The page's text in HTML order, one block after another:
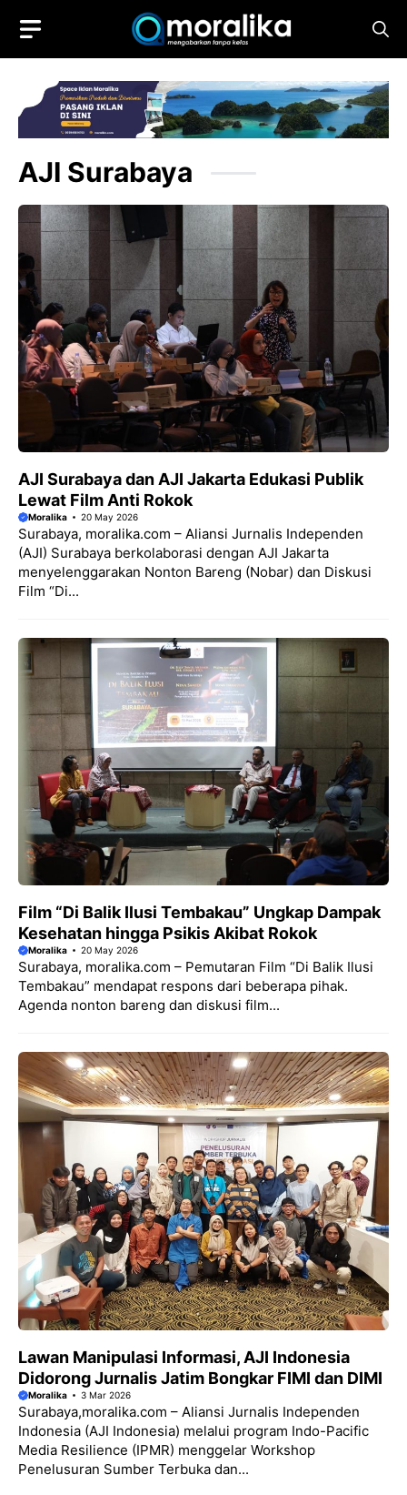
content
AJI Surabaya
AJI Surabaya dan AJI Jakarta Edukasi Publik
Lewat Film Anti Rokok
Moralika 20 May 2026
Surabaya, moralika.com – Aliansi Jurnalis Independen
(AJI) Surabaya berkolaborasi dengan AJI Jakarta
menyelenggarakan Nonton Bareng (Nobar) dan Diskusi
Film “Di...
Film “Di Balik Ilusi Tembakau” Ungkap Dampak
Kesehatan hingga Psikis Akibat Rokok
Moralika 20 May 2026
Surabaya, moralika.com – Pemutaran Film “Di Balik Ilusi
Tembakau” mendapat respons dari beberapa pihak.
Agenda nonton bareng dan diskusi film...
Lawan Manipulasi Informasi, AJI Indonesia
Didorong Jurnalis Jatim Bongkar FIMI dan DIMI
Moralika 3 Mar 2026
Surabaya,moralika.com – Aliansi Jurnalis Independen
Indonesia (AJI Indonesia) melalui program Indo-Pacific
Media Resilience (IPMR) menggelar Workshop
Penelusuran Sumber Terbuka dan...